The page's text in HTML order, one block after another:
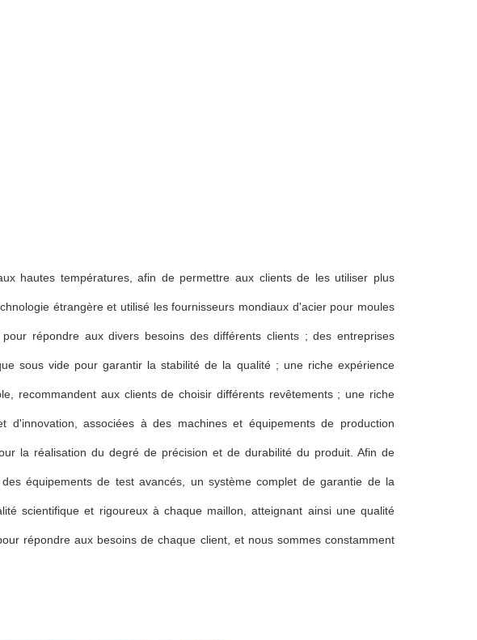
hautes températures, afin de permettre aux clients de les utiliser plus
étrangère et utilisé les fournisseurs mondiaux d'acier pour moules
répondre aux divers besoins des différents clients ; des entreprises
sous vide pour garantir la stabilité de la qualité ; une riche expérience
recommandent aux clients de choisir différents revêtements ; une riche
associées à des machines et équipements de production
la réalisation du degré de précision et de durabilité du produit. Afin de
équipements de test avancés, un système complet de garantie de la
scientifique et rigoureux à chaque maillon, atteignant ainsi une qualité
répondre aux besoins de chaque client, et nous sommes constamment